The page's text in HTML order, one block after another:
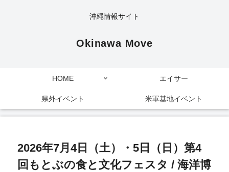
沖縄情報サイト
Okinawa Move
HOME エイサー
県外イベント 米軍基地イベント
2026年7月4日（土）・5日（日）第4
回もとぶの食と文化フェスタ / 海洋博